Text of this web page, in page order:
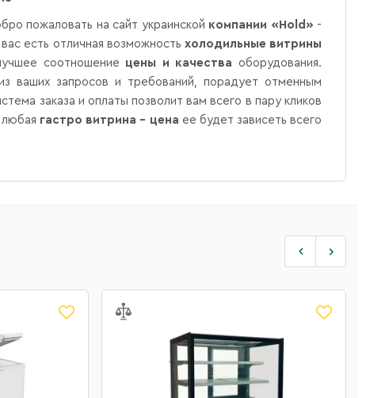
пожаловать на сайт украинской компании «Hold» -
есть отличная возможность холодильные витрины
соотношение цены и качества оборудования.
ваших запросов и требований, порадует отменным
заказа и оплаты позволит вам всего в пару кликов
любая гастро витрина – цена ее будет зависеть всего